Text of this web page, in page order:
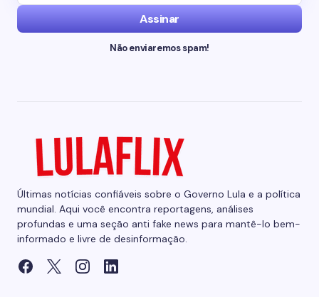
Assinar
Não enviaremos spam!
Últimas notícias confiáveis sobre o Governo Lula e a política
mundial. Aqui você encontra reportagens, análises
profundas e uma seção anti fake news para mantê-lo bem-
informado e livre de desinformação.